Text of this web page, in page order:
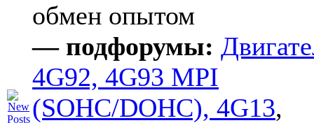
обмен опытом
— подфорумы:
4G92, 4G93 MPI
(SOHC/DOHC), 4G13,